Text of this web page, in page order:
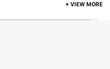
+ VIEW MORE